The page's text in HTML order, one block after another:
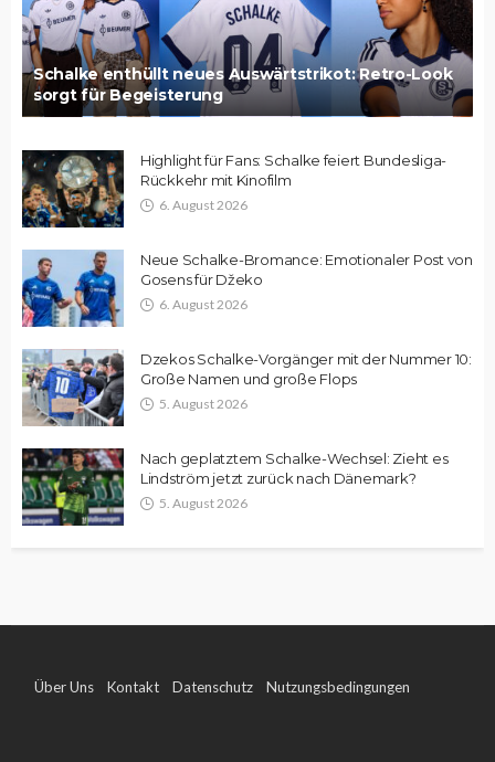
Schalke enthüllt neues Auswärtstrikot: Retro-Look
sorgt für Begeisterung
Highlight für Fans: Schalke feiert Bundesliga-
Rückkehr mit Kinofilm
6. August 2026
Neue Schalke-Bromance: Emotionaler Post von
Gosens für Džeko
6. August 2026
Dzekos Schalke-Vorgänger mit der Nummer 10:
Große Namen und große Flops
5. August 2026
Nach geplatztem Schalke-Wechsel: Zieht es
Lindström jetzt zurück nach Dänemark?
5. August 2026
Über Uns Kontakt Datenschutz Nutzungsbedingungen